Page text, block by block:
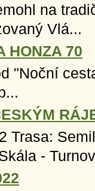
na
Vlá...
HONZA 70
"Noční
Trasa:
-